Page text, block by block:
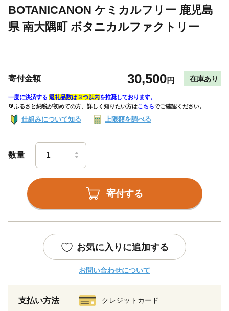
BOTANICANON ケミカルフリー 鹿児島
県 南大隅町 ボタニカルファクトリー
寄付金額 30,500円 在庫あり
一度に決済する 返礼品数は３つ以内を推奨しております。
🔰ふるさと納税が初めての方、詳しく知りたい方はこちらでご確認ください。
仕組みについて知る 上限額を調べる
数量
寄付する
お気に入りに追加する
お問い合わせについて
支払い方法 クレジットカード